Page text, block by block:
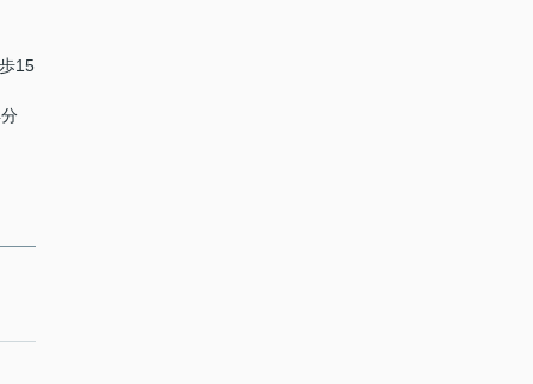
15